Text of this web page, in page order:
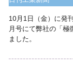
10月1日（金）に発
月号にて弊社の「極
ました。